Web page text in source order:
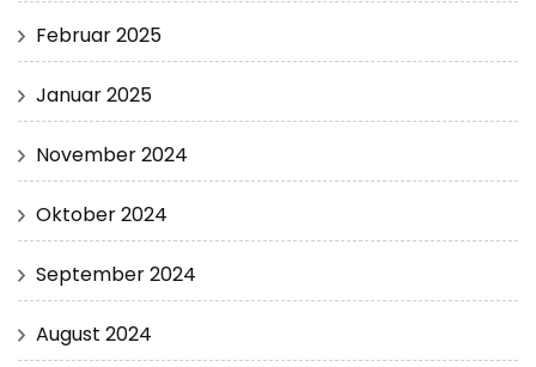
Februar 2025
Januar 2025
November 2024
Oktober 2024
September 2024
August 2024